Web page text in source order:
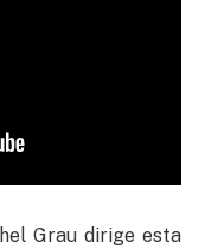
Grau dirige esta